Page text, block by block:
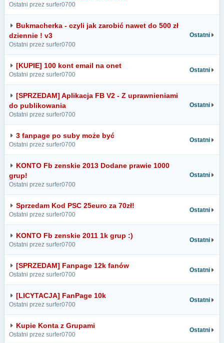
Ostatni przez surfer0700
Bukmacherka - czyli jak zarobić nawet do 500 zł
dziennie ! v3
Ostatni przez surfer0700
Ostatni
[KUPIE] 100 kont email na onet
Ostatni przez surfer0700
Ostatni
[SPRZEDAM] Aplikacja FB V2 - Z uprawnieniami
do publikowania
Ostatni przez surfer0700
Ostatni
3 fanpage po suby może być
Ostatni przez surfer0700
Ostatni
KONTO Fb zenskie 2013 Dodane prawie 1000
grup!
Ostatni przez surfer0700
Ostatni
Sprzedam Kod PSC 25euro za 70zł!
Ostatni przez surfer0700
Ostatni
KONTO Fb zenskie 2011 1k grup :)
Ostatni przez surfer0700
Ostatni
[SPRZEDAM] Fanpage 12k fanów
Ostatni przez surfer0700
Ostatni
[LICYTACJA] FanPage 10k
Ostatni przez surfer0700
Ostatni
Kupie Konta z Grupami
Ostatni przez surfer0700
Ostatni